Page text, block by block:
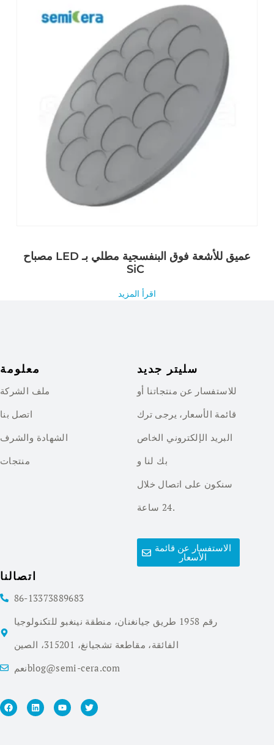
مصباح LED عميق للأشعة فوق البنفسجية مطلي بـ
SiC
اقرأ المزيد
معلومة
ملف الشركة
اتصل بنا
الشهادة والشرف
منتجات
سليتر جديد
للاستفسار عن منتجاتنا أو
قائمة الأسعار، يرجى ترك
البريد الإلكتروني الخاص
بك لنا و
سنكون على اتصال خلال
24 ساعة.
الاستفسار عن قائمة
الأسعار
اتصالنا
86-13373889683
رقم 1958 طريق جيانغنان، منطقة نينغبو للتكنولوجيا
الفائقة، مقاطعة تشجيانغ، 315201، الصين
نعمblog@semi-cera.com